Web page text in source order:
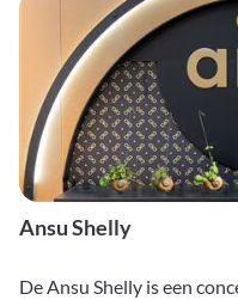
Ansu Shelly
De Ansu Shelly is een